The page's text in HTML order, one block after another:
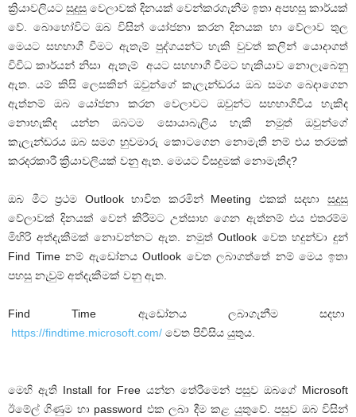
ක්‍රියාවලියට සුදුසු වෙලාවක් දිනයක් වෙන්කරගැනීම ඉතා අපහසු කාර්යක්
වේ. බොහෝවිට ඔබ විසින් යෝජනා කරන දිනයක හා වේලාව තුල
මෙයට සහභාගී වීමට ඇතැම් පුද්ගයන්ට හැකි වුවත් කලින් යොදාගත්
විවිධ කාර්යන් නිසා ඇතැම් අයට සහභාගී වීමට හැකියාව නොලැබෙනු
ඇත. යම් කිසි ලෙසකින් ඔවුන්ගේ කැලැන්ඩරය ඔබ සමග බෙදාගෙන
ඇත්නම් ඔබ යෝජනා කරන වෙලාවට ඔවුන්ට සහභාගිවිය හැකිද
නොහැකිද යන්න ඔබටම සොයාබැලිය හැකි නමුත් ඔවුන්ගේ
කැලැන්ඩරය ඔබ සමග හුවමාරු කොටගෙන නොමැති නම් එය තරමක්
කරදරකාරී ක්‍රියාවලියක් වනු ඇත. මෙයට විසදුමක් නොමැතිද?
ඔබ මීට ප්‍රථම Outlook භාවිත කරමින් Meeting එකක් සදහා සුදුසු
වේලාවක් දිනයක් වෙන් කිරීමට උත්සාහ ගෙන ඇත්නම් එය එතරම්ම
මිහිරි අත්දැකීමක් නොවන්නට ඇත. නමුත් Outlook වෙත හදුන්වා දුන්
Find Time නම් ඇඩෝනය Outlook වෙත ලබාගත්තේ නම් මෙය ඉතා
පහසු නැවුම් අත්දැකීමක් වනු ඇත.
Find Time ඇඩෝනය ලබාගැනීම සදහා
https://findtime.microsoft.com/ වෙත පිවිසිය යුතුය.
මෙහි ඇති Install for Free යන්න තේරීමෙන් පසුව ඔබගේ Microsoft
ඊමේල් ගිණුම හා password එක ලබා දීම කළ යුතුවේ. පසුව ඔබ විසින්